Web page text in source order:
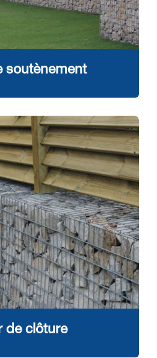
soutènement
de clôture